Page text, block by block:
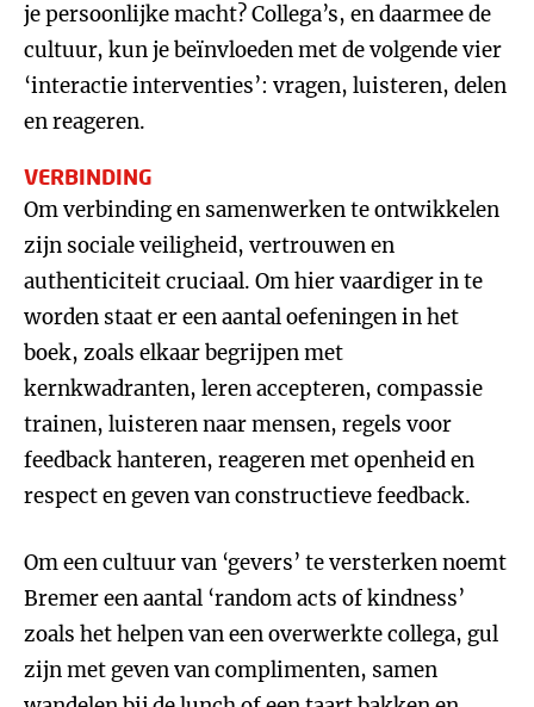
je persoonlijke macht? Collega’s, en daarmee de
cultuur, kun je beïnvloeden met de volgende vier
‘interactie interventies’: vragen, luisteren, delen
en reageren.
VERBINDING
Om verbinding en samenwerken te ontwikkelen
zijn sociale veiligheid, vertrouwen en
authenticiteit cruciaal. Om hier vaardiger in te
worden staat er een aantal oefeningen in het
boek, zoals elkaar begrijpen met
kernkwadranten, leren accepteren, compassie
trainen, luisteren naar mensen, regels voor
feedback hanteren, reageren met openheid en
respect en geven van constructieve feedback.
Om een cultuur van ‘gevers’ te versterken noemt
Bremer een aantal ‘random acts of kindness’
zoals het helpen van een overwerkte collega, gul
zijn met geven van complimenten, samen